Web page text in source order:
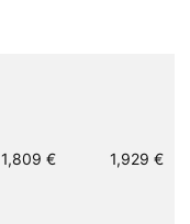
1,809 € 1,929 €